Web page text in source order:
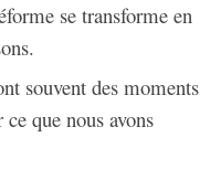
se transforme en
souvent des moments
que nous avons